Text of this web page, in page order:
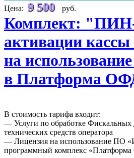
Цена: 9 500 руб.
Комплект:
активации
на
в Платформа
В стоимость тарифа входит:
— Услуги по обработке
технических средств оператора
— Лицензия на использование ПО
программный комплекс